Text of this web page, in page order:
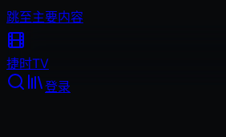
跳至主要内容
捷时TV
登录